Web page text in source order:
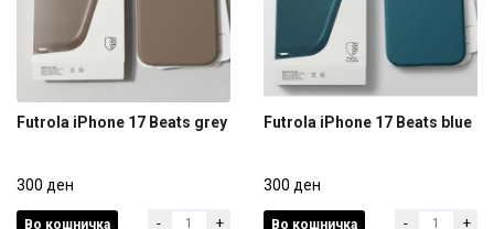
Futrola iPhone 17 Beats grey
300 ден
Во кошничка - +
Futrola iPhone 17 Beats blue
300 ден
Во кошничка - +